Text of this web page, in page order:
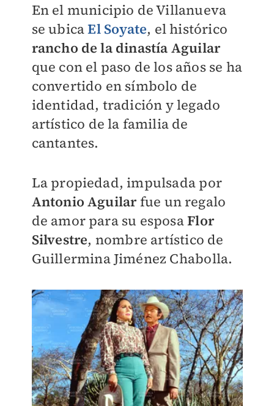
En el municipio de Villanueva
se ubicaEl Soyate, el histórico
rancho de la dinastía Aguilar
que con el paso de los años se ha
convertido en símbolo de
identidad, tradición y legado
artístico de la familia de
cantantes.
La propiedad, impulsada por
Antonio Aguilarfue un regalo
de amor para su esposaFlor
Silvestre, nombre artístico de
Guillermina Jiménez Chabolla.